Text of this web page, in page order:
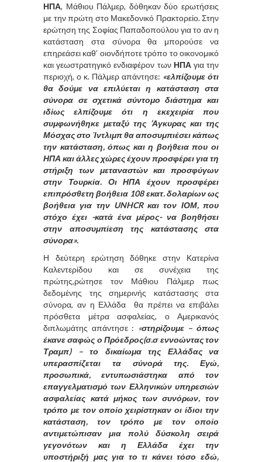
ΗΠΑ, Μάθιου Πάλμερ, δόθηκαν δύο ερωτήσεις
με την πρώτη στο Μακεδονικό Πρακτορείο. Στην
ερώτηση της Σοφίας Παπαδοπούλου για το αν η
κατάσταση στα σύνορα θα μπορούσε να
επηρεάσει καθ’ οιονδήποτε τρόπο το οικονομικό
και γεωστρατηγικό ενδιαφέρον τωνΗΠΑγια την
περιοχή, ο κ. Πάλμερ απάντησε: «ελπίζουμε ότι
θα δούμε να επιλύεται η κατάσταση στα
σύνορα σε σχετικά σύντομο διάστημα και
ιδίως ελπίζουμε ότι η εκεχειρία που
συμφωνήθηκε μεταξύ της ‘Αγκυρας και της
Μόσχας στο Ίντλιμπ θα αποσυμπιέσει κάπως
την κατάσταση, όπως και η βοήθεια που οι
ΗΠΑ και άλλες χώρες έχουν προσφέρει για τη
στήριξη των μεταναστών και προσφύγων
στην Τουρκία. Οι ΗΠΑ έχουν προσφέρει
επιπρόσθετη βοήθεια 108 εκατ. δολαρίων ως
βοήθεια για την UNHCR και τον ΙΟΜ, που
στόχο έχει -κατά ένα μέρος- να βοηθήσει
στην αποσυμπίεση της κατάστασης στα
σύνορα».
Η δεύτερη ερώτηση δόθηκε στην Κατερίνα
Καλεντερίδου και σε συνέχεια της
πρώτης,ρώτησε τον Μάθιου Πάλμερ πως
δεδομένης της σημερινής κατάστασης στα
σύνορα, αν η Ελλάδα θα πρέπει να επιβάλει
πρόσθετα μέτρα ασφαλείας, ο Αμερικανός
διπλωμάτης απάντησε : «στηρίζουμε – όπως
έκανε σαφώς ο Πρόεδρος(σ.σ εννοώντας τον
Τραμπ) – το δικαίωμα της Ελλάδας να
υπερασπίζεται τα σύνορά της. Εγώ,
προσωπικά, εντυπωσιάστηκα από τον
επαγγελματισμό των Ελληνικών υπηρεσιών
ασφαλείας κατά μήκος των συνόρων, τον
τρόπο με τον οποίο χειρίστηκαν οι ίδιοι την
κατάσταση, τον τρόπο με τον οποίο
αντιμετώπισαν μια πολύ δύσκολη σειρά
γεγονότων και η Ελλάδα έχει την
υποστήριξή μας για το τι κάνει τόσο εδώ,